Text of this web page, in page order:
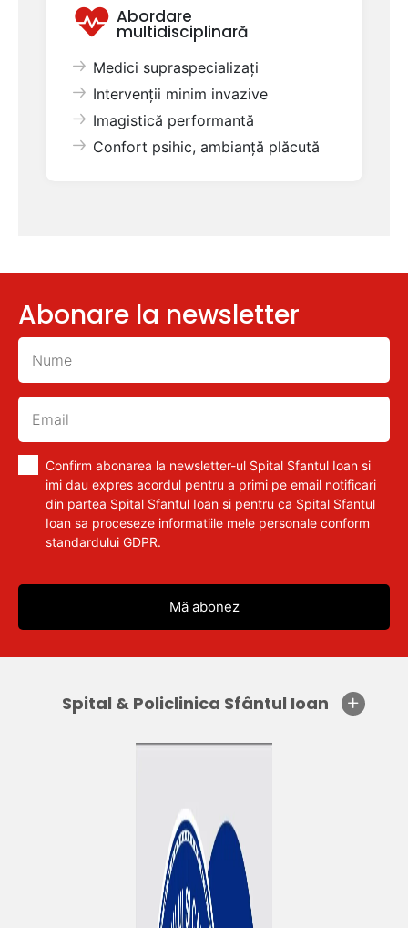
Abordare
multidisciplinară
Medici supraspecializați
Intervenții minim invazive
Imagistică performantă
Confort psihic, ambianță plăcută
Abonare la newsletter
Confirm abonarea la newsletter-ul Spital Sfantul Ioan si
imi dau expres acordul pentru a primi pe email notificari
din partea Spital Sfantul Ioan si pentru ca Spital Sfantul
Ioan sa proceseze informatiile mele personale conform
standardului GDPR.
Spital & Policlinica Sfântul Ioan